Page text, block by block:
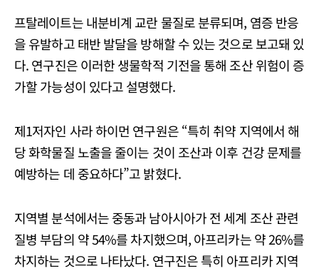
프탈레이트는 내분비계 교란 물질로 분류되며, 염증 반응
을 유발하고 태반 발달을 방해할 수 있는 것으로 보고돼 있
다. 연구진은 이러한 생물학적 기전을 통해 조산 위험이 증
가할 가능성이 있다고 설명했다.
제1저자인 사라 하이먼 연구원은 “특히 취약 지역에서 해
당 화학물질 노출을 줄이는 것이 조산과 이후 건강 문제를
예방하는 데 중요하다”고 밝혔다.
지역별 분석에서는 중동과 남아시아가 전 세계 조산 관련
질병 부담의 약 54%를 차지했으며, 아프리카는 약 26%를
차지하는 것으로 나타났다. 연구진은 특히 아프리카 지역